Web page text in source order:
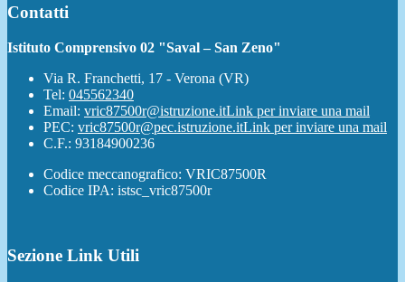
Contatti
Istituto Comprensivo 02 "Saval – San Zeno"
Via R. Franchetti, 17 - Verona (VR)
Tel: 045562340
Email: vric87500r@istruzione.itLink per inviare una mail
PEC: vric87500r@pec.istruzione.itLink per inviare una mail
C.F.: 93184900236
Codice meccanografico: VRIC87500R
Codice IPA: istsc_vric87500r
Sezione Link Utili